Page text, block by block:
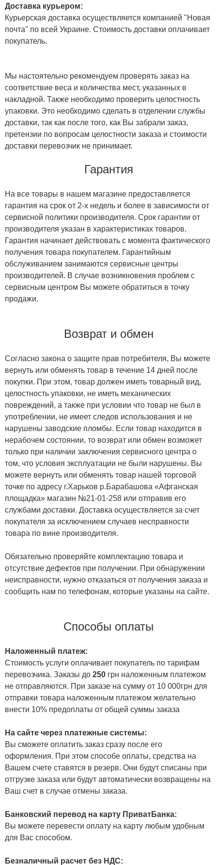
Доставка курьером:
Курьерская доставка осуществляется компанией "Новая
почта" по всей Украине. Стоимость доставки оплачивает
покупатель.
Мы настоятельно рекомендуем проверять заказ на
соответствие веса и количества мест, указанных в
накладной. Также необходимо проверить целостность
упаковки. Это необходимо сделать в отделении службы
доставки, так как после того, как Вы забрали заказ,
претензии по вопросам целостности заказа и стоимости
доставки перевозчик не принимает.
Гарантия
На все товары в нашем магазине предоставляется
гарантия на срок от 2-х недель и более в зависимости от
сервисной политики производителя. Срок гарантии от
производителя указан в характеристиках товаров.
Гарантия начинает действовать с момента фактического
получения товара покупателем. Гарантийным
обслуживанием занимаются сервисные центры
производителей. В случае возникновения проблем с
сервисным центром Вы можете обратиться в точку
продажи.
Возврат и обмен
Согласно закона о защите прав потребителя, Вы можете
вернуть или обменять товар в течение 14 дней после
покупки. При этом, товар должен иметь товарный вид,
целостность упаковки, не иметь механических
повреждений, а также при условии что товар не был в
употреблении, не имеет следов использования и не
нарушены заводские пломбы. Если товар находится в
нерабочем состоянии, то возврат или обмен возможет
только при наличии заключения сервисного центра о
том, что условия эксплуатации не были нарушены. Вы
можете вернуть или обменять товар нашей торговой
точке по адресу г.Харьков р.Барабашова «Афганская
площадка» магазин №21-01-258 или отправив его
службами доставки. Доставка осуществляется за счет
покупателя за исключением случаев несправности
товара по вине производителя.
Обязательно проверяйте комплектацию товара и
отсутствие дефектов при получении. При обнаружении
неисправности, нужно отказаться от получения заказа и
сообщить нам по телефонам, которые указаны на сайте.
Способы оплаты
Наложенный платеж:
Стоимость услуги оплачивает покупатель по тарифам
перевозчика. Заказы до 250 грн наложенным платежом
не отправляются. При заказе на сумму от 10 000грн для
отправки товара наложенным платежом желательно
внести 10% предоплаты от общей суммы заказа
На сайте через платежные системы:
Вы сможете оплатить заказ сразу после его
оформления. При этом способе оплаты, средства на
Вашем счете ставятся в резерв. Они будут списаны при
отгрузке заказа или будут автоматически возвращены на
Ваш счет в случае отмены заказа.
Банковский перевод на карту ПриватБанка:
Вы можете перевести оплату на карту любым удобным
для Вас способом.
Безналичный расчет без НДС: